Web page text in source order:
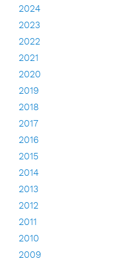
2024
2023
2022
2021
2020
2019
2018
2017
2016
2015
2014
2013
2012
2011
2010
2009